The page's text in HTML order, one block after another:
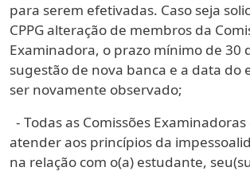
para serem efetivadas. Caso seja
CPPG alteração de membros da
Examinadora, o prazo mínimo de 30
sugestão de nova banca e a data do
ser novamente observado;
- Todas as Comissões
atender aos princípios da
na relação com o(a) estudante,